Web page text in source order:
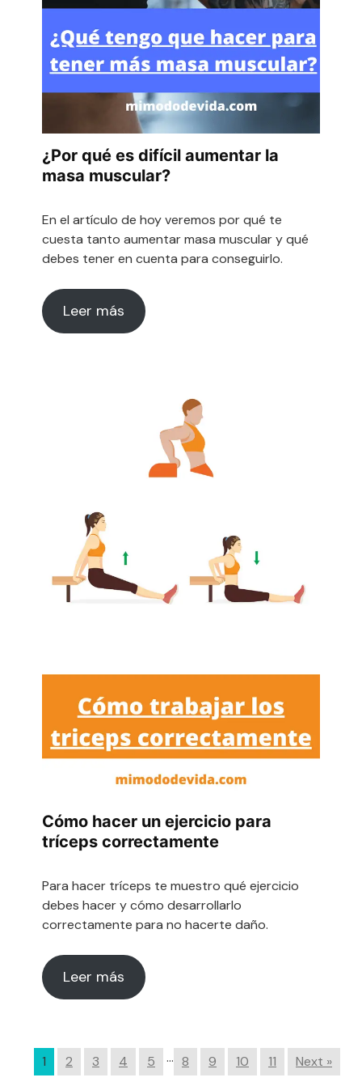
¿Por qué es difícil aumentar la
masa muscular?
En el artículo de hoy veremos por qué te
cuesta tanto aumentar masa muscular y qué
debes tener en cuenta para conseguirlo.
Leer más
Cómo hacer un ejercicio para
tríceps correctamente
Para hacer tríceps te muestro qué ejercicio
debes hacer y cómo desarrollarlo
correctamente para no hacerte daño.
Leer más
1 2 3 4 5 … 8 9 10 11 Next »